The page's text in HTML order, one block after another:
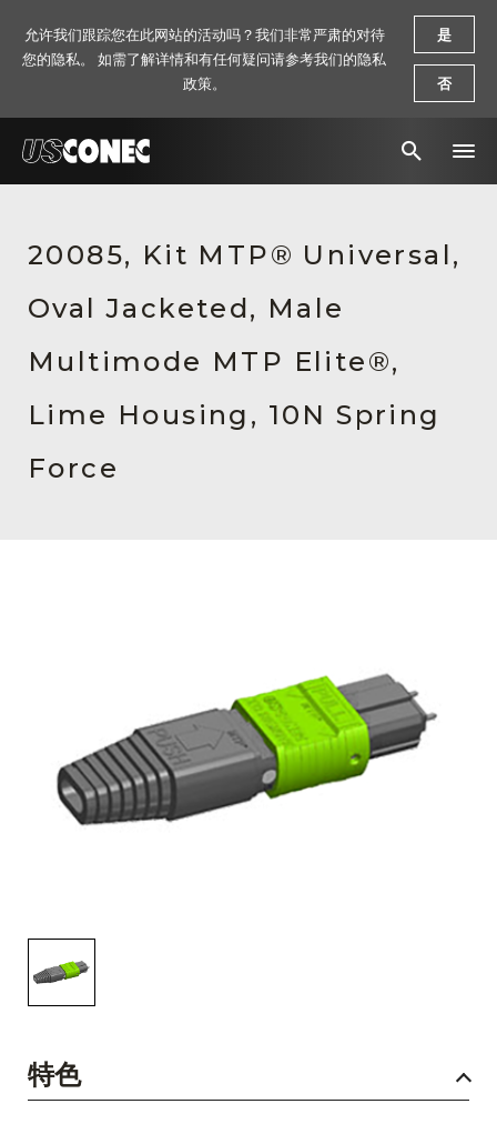
解决方案
产品
资源
关于我们
活动信息
订阅
20085, Kit MTP® Universal,
Oval Jacketed, Male
Multimode MTP Elite®,
Lime Housing, 10N Spring
Force
特色
允许我们跟踪您在此网站的活动吗？我们非常严肃的对待
您的隐私。 如需了解详情和有任何疑问请参考我们的隐私
政策。
是
否